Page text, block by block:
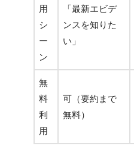
用
シ
ー
ン
「最新エビデ
ンスを知りた
い」
無
料
利
用
可（要約まで
無料）